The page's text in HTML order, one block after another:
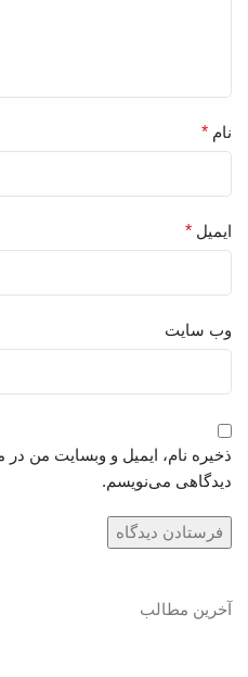
نام *
ایمیل *
وب‌ سایت
ذخیره نام، ایمیل و وبسایت من در
دیدگاهی می‌نویسم.
آخرین مطالب